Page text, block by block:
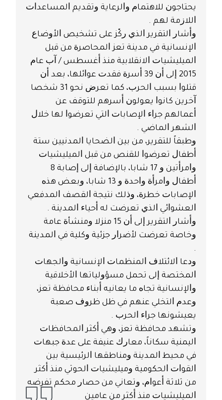
ﻳﺤﺘﺎﺟﻮﻥ ﻟﻼﻫﺘﻤﺎﻡ ﻭﺍﻟﺮﻋﺎﻳﺔ ﻭﺗﻘﺪﻳﻢ ﺍﻟﻤﺴﺎﻋﺪﺍﺕ
ﺍﻟﻼﺯﻣﺔ ﻟﻬﻢ .
ﻭﺃﺷﺎﺭ ﺍﻟﺘﻘﺮﻳﺮ ﺍﻟﺬﻱ ﺭﻛّﺰ ﻋﻠﻰ ﺗﺸﺨﻴﺺ ﺍﻷﻭﺿﺎﻉ
ﺍﻹﻧﺴﺎﻧﻴﺔ ﻓﻲ ﻣﺪﻳﻨﺔ ﺗﻌﺰ ﺍﻟﻤﺤﺎﺻﺮﺓ ﻣﻦ ﻗﺒﻞ
ﺍﻟﻤﻴﻠﻴﺸﻴﺎﺕ ﺍﻻﻧﻘﻼﺑﻴﺔ ﻣﻨﺬ ﺃﻏﺴﻄﺲ / ﺁﺏ ﻋﺎﻡ
2015 ﺇﻟﻰ ﺃﻥ 39 ﺃﺳﺮﺓ ﻓﻘﺪﺕ ﻋﻮﺍﺋﻠﻬﺎ، ﺑﻌﺪ ﺃﻥ
ﻗﺘﻠﻮﺍ ﺑﺴﺒﺐ ﺍﻟﺤﺮﺏ، ﻛﻤﺎ ﺗﻌﺮﺽ ﻧﺤﻮ 31 ﺷﺨﺼﺎ
ﺁﺧﺮﻳﻦ ﻛﺎﻧﻮﺍ ﻳﻌﻮﻟﻮﻥ ﺃﺳﺮﻫﻢ ﻟﻠﺘﻮﻗﻒ ﻋﻦ
ﺃﻋﻤﺎﻟﻬﻢ ﺟﺮﺍﺀ ﺍﻹﺻﺎﺑﺎﺕ ﺍﻟﺘﻲ ﺗﻌﺮﺿﻮﺍ ﻟﻬﺎ ﺧﻼﻝ
ﺍﻟﺸﻬﺮ ﺍﻟﻤﺎﺿﻲ .
ﻭﻃﺒﻘﺎً ﻟﻠﺘﻘﺮﻳﺮ، ﻣﻦ ﺑﻴﻦ ﺍﻟﻀﺤﺎﻳﺎ ﺍﻟﻤﺪﻧﻴﻴﻦ ﺳﺘﺔ
ﺃﻃﻔﺎﻝ ﺗﻌﺮﺿﻮﺍ ﻟﻠﻘﻨﺺ ﻣﻦ ﻗﺒﻞ ﺍﻟﻤﻴﻠﻴﺸﻴﺎﺕ
ﻭﺍﻣﺮﺃﺗﻴﻦ ﻭ 17 ﺷﺎﺑﺎ، ﺑﺎﻹﺿﺎﻓﺔ ﺇﻟﻰ ﺇﺻﺎﺑﺔ 8
ﺃﻃﻔﺎﻝ ﻭﺍﻣﺮﺃﺓ ﻭﺍﺣﺪﺓ ﻭ 13 ﺷﺎﺑﺎ، ﻭﺑﻌﺾ ﻫﺬﻩ
ﺍﻹﺻﺎﺑﺎﺕ ﺧﻄﺮﺓ، ﻭﺫﻟﻚ ﻧﺘﻴﺠﺔ ﺍﻟﻘﺼﻒ ﺍﻟﻤﺪﻓﻌﻲ
ﺍﻟﻌﺸﻮﺍﺋﻲ ﺍﻟﺬﻱ ﺗﻌﺮﺿﺖ ﻟﻪ ﺃﺣﻴﺎﺀ ﺍﻟﻤﺪﻳﻨﺔ .
ﻭﺃﺷﺎﺭ ﺍﻟﺘﻘﺮﻳﺮ ﺇﻟﻰ ﺃﻥ 15 ﻣﻨﺰﻻ ﻭﻣﻨﺸﺄﺓ ﻋﺎﻣﺔ
ﻭﺧﺎﺻﺔ ﺗﻌﺮﺿﺖ ﻷﺿﺮﺍﺭ ﺟﺰﺋﻴﺔ ﻭﻛﻠﻴﺔ ﻓﻲ ﺍﻟﻤﺪﻳﻨﺔ
.
ﻭﺩﻋﺎ ﺍﻻﺋﺘﻼﻑ ﺍﻟﻤﻨﻈﻤﺎﺕ ﺍﻹﻧﺴﺎﻧﻴﺔ ﻭﺍﻟﺠﻬﺎﺕ
ﺍﻟﻤﺨﺘﺼﺔ ﺇﻟﻰ ﺗﺤﻤﻞ ﻣﺴﺆﻭﻟﻴﺎﺗﻬﺎ ﺍﻷﺧﻼﻗﻴﺔ
ﻭﺍﻹﻧﺴﺎﻧﻴﺔ ﺗﺠﺎﻩ ﻣﺎ ﻳﻌﺎﻧﻴﻪ ﺃﺑﻨﺎﺀ ﻣﺤﺎﻓﻈﺔ ﺗﻌﺰ،
ﻭﻋﺪﻡ ﺍﻟﺘﺨﻠﻲ ﻋﻨﻬﻢ ﻓﻲ ﻇﻞ ﻇﺮﻭﻑ ﺻﻌﺒﺔ
ﻳﻌﻴﺸﻮﻧﻬﺎ ﺟﺮﺍﺀ ﺍﻟﺤﺮﺏ .
ﻭﺗﺸﻬﺪ ﻣﺤﺎﻓﻈﺔ ﺗﻌﺰ، ﻭﻫﻲ ﺃﻛﺜﺮ ﺍﻟﻤﺤﺎﻓﻈﺎﺕ
ﺍﻟﻴﻤﻨﻴﺔ ﺳﻜﺎﻧﺎً، ﻣﻌﺎﺭﻙ ﻋﻨﻴﻔﺔ ﻋﻠﻰ ﻋﺪﺓ ﺟﺒﻬﺎﺕ
ﻓﻲ ﻣﺤﻴﻂ ﺍﻟﻤﺪﻳﻨﺔ ﻭﻣﻨﺎﻃﻘﻬﺎ ﺍﻟﺮﺋﻴﺴﻴﺔ ﺑﻴﻦ
ﺍﻟﻘﻮﺍﺕ ﺍﻟﺤﻜﻮﻣﻴﺔ ﻭﻣﻴﻠﻴﺸﻴﺎﺕ ﺍﻟﺤﻮﺛﻲ ﻣﻨﺬ ﺃﻛﺜﺮ
ﻣﻦ ﺛﻼﺛﺔ ﺃﻋﻮﺍﻡ، ﻭﺗﻌﺎﻧﻲ ﻣﻦ ﺣﺼﺎﺭ ﻣﺤﻜﻢ ﺗﻔﺮﺿﻪ
ﺍﻟﻤﻴﻠﻴﺸﻴﺎﺕ ﻣﻨﺬ ﺃﻛﺜﺮ ﻣﻦ ﻋﺎﻣﻴﻦ